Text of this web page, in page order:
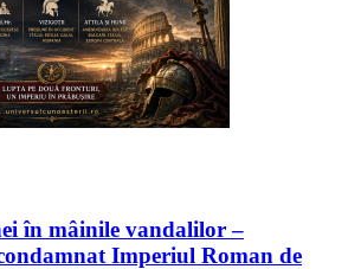
în mâinile vandalilor –
Imperiul Roman de